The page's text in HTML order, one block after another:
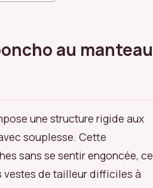
au manteau
une structure rigide aux
souplesse. Cette
sans se sentir engoncée, ce
vestes de tailleur difficiles à